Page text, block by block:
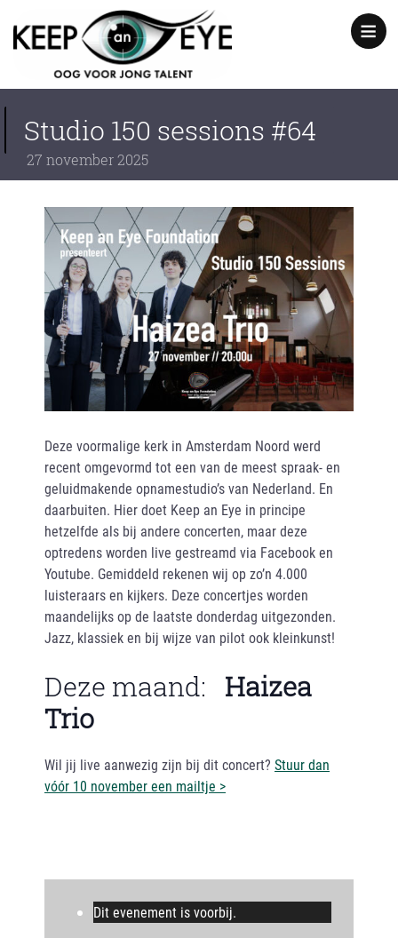
Show
notice
Studio 150 sessions #64
27 november2025
Deze voormalige kerk in Amsterdam Noord werd
recent omgevormd tot een van de meest spraak- en
geluidmakende opnamestudio’s van Nederland. En
daarbuiten. Hier doet Keep an Eye in principe
hetzelfde als bij andere concerten, maar deze
optredens worden live gestreamd via Facebook en
Youtube. Gemiddeld rekenen wij op zo’n 4.000
luisteraars en kijkers. Deze concertjes worden
maandelijks op de laatste donderdag uitgezonden.
Jazz, klassiek en bij wijze van pilot ook kleinkunst!
Deze maand:
Haizea
Trio
Wil jij live aanwezig zijn bij dit concert? Stuur dan
vóór 10 november een mailtje >
Dit evenement is voorbij.